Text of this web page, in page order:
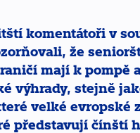
komentátoři v
že
mají k pompě
výhrady, stejně
velké evropské
představují čínští